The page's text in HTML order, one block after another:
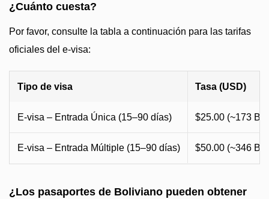
¿Cuánto cuesta?
Por favor, consulte la tabla a continuación para las tarifas
oficiales del e-visa:
Tipo de visa Tasa (USD)
E-visa – Entrada Única (15–90 días) $25.00 (~173
E-visa – Entrada Múltiple (15–90 días) $50.00 (~346
¿Los pasaportes de Boliviano pueden obtener